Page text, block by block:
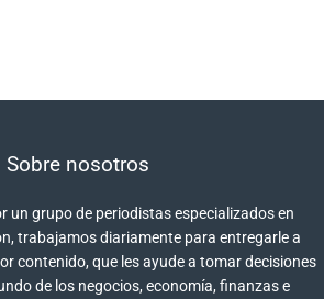
Sobre nosotros
un grupo de periodistas especializados en
trabajamos diariamente para entregarle a
contenido, que les ayude a tomar decisiones
de los negocios, economía, finanzas e